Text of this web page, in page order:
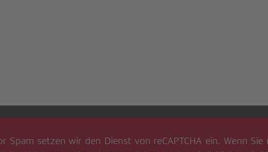
Spam setzen wir den Dienst von reCAPTCHA ein. Wenn Sie